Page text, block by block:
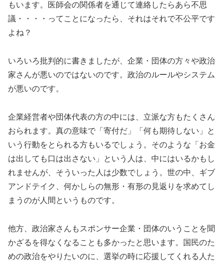
もいます。医師会の関係者を通じて連絡したらあら不思
議・・・・ってことになったら、それはそれで不公平です
よね？
いろいろ批判的に書きましたが、企業・団体の方々や政治
家さんが悪いのではないのです。政治のルールやシステム
が悪いのです。
企業経営者や団体代表の方の中には、立派な方もたくさん
おられます。真の意味で「寄付だ」「何も期待しない」と
いう行動をとられる方もいるでしょう。そのような「お金
は出しても口は出さない」という人は、中にはいるかもし
れませんが、そういった人は少数でしょう。世の中、ギブ
アンドテイク、何かしらの無形・有形の見返りを求めてし
まうのが人間というものです。
他方、政治家さんもスポンサー企業・団体のいうことを聞
かざるを得なくなることも多かったと思います。国民のた
めの政治をやりたいのに、選挙の時に応援してくれる人た